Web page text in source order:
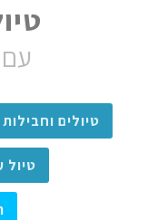
טיולים וחבילות